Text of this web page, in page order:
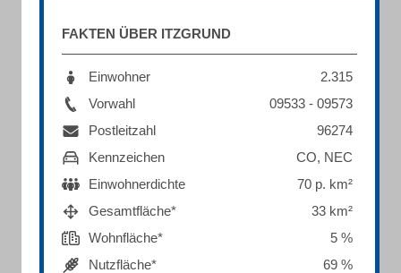
FAKTEN ÜBER ITZGRUND
Einwohner
2.315
Vorwahl
09533 - 09573
Postleitzahl
96274
Kennzeichen
CO, NEC
Einwohnerdichte
70 p. km²
Gesamtfläche*
33 km²
Wohnfläche*
5 %
Nutzfläche*
69 %